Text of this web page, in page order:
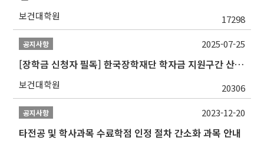
보건대학원 17298
공지사항
[장학금 신청자 필독] 한국장학재단 학자금 지원구간 산정 권고
보건대학원 20306
2025-07-25
공지사항
타전공 및 학사과목 수료학점 인정 절차 간소화 과목 안내
2023-12-20